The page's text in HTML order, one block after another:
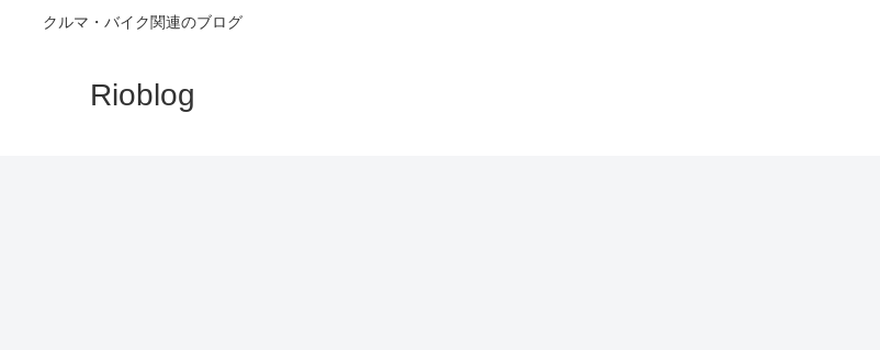
クルマ・バイク関連のブログ
Rioblog